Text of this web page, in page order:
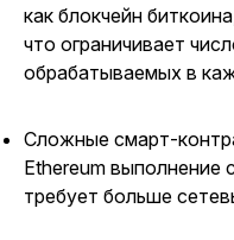
как блокчейн
что ограничивает
обрабатываемых в
Сложные смарт-
Ethereum выполнение
требует больше